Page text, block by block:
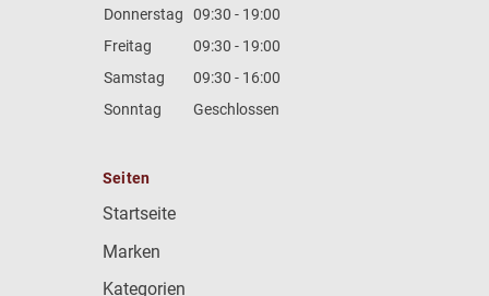
Donnerstag
09:30 - 19:00
Freitag
09:30 - 19:00
Samstag
09:30 - 16:00
Sonntag
Geschlossen
Seiten
Startseite
Marken
Kategorien